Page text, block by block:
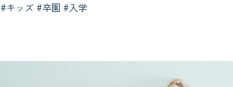
#キッズ #卒園 #入学